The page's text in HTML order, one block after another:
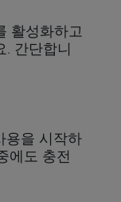
활성화하고
. 간단합니
용을 시작하
에도 충전